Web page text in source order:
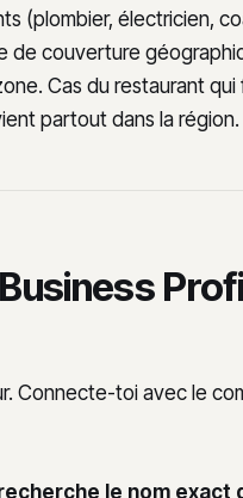
(plombier, électricien,
de couverture
Cas du restaurant qui
partout dans la région.
Connecte-toi avec le
le nom exact